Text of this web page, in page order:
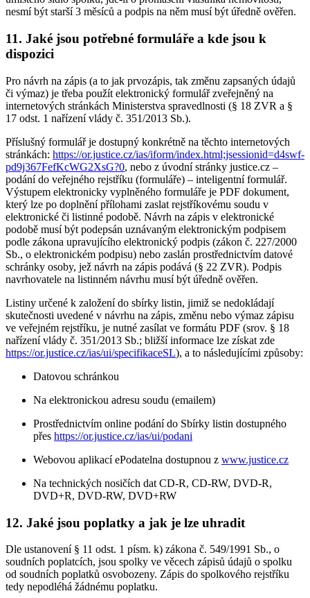
nesmí být starší 3 měsíců a podpis na něm musí být úředně ověřen.
11. Jaké jsou potřebné formuláře a kde jsou k
dispozici
Pro návrh na zápis (a to jak prvozápis, tak změnu zapsaných údajů
či výmaz) je třeba použít elektronický formulář zveřejněný na
internetových stránkách Ministerstva spravedlnosti (§ 18 ZVR a §
17 odst. 1 nařízení vlády č. 351/2013 Sb.).
Příslušný formulář je dostupný konkrétně na těchto internetových
stránkách: https://or.justice.cz/ias/iform/index.html;jsessionid=d4swf-
pd9j367FefKcWG2XsG?0, nebo z úvodní stránky justice.cz –
podání do veřejného rejstříku (formuláře) – inteligentní formulář.
Výstupem elektronicky vyplněného formuláře je PDF dokument,
který lze po doplnění přílohami zaslat rejstříkovému soudu v
elektronické či listinné podobě. Návrh na zápis v elektronické
podobě musí být podepsán uznávaným elektronickým podpisem
podle zákona upravujícího elektronický podpis (zákon č. 227/2000
Sb., o elektronickém podpisu) nebo zaslán prostřednictvím datové
schránky osoby, jež návrh na zápis podává (§ 22 ZVR). Podpis
navrhovatele na listinném návrhu musí být úředně ověřen.
Listiny určené k založení do sbírky listin, jimiž se nedokládají
skutečnosti uvedené v návrhu na zápis, změnu nebo výmaz zápisu
ve veřejném rejstříku, je nutné zasílat ve formátu PDF (srov. § 18
nařízení vlády č. 351/2013 Sb.; bližší informace lze získat zde
https://or.justice.cz/ias/ui/specifikaceSL), a to následujícími způsoby:
Datovou schránkou
Na elektronickou adresu soudu (emailem)
Prostřednictvím online podání do Sbírky listin dostupného
přes https://or.justice.cz/ias/ui/podani
Webovou aplikací ePodatelna dostupnou z www.justice.cz
Na technických nosičích dat CD-R, CD-RW, DVD-R,
DVD+R, DVD-RW, DVD+RW
12. Jaké jsou poplatky a jak je lze uhradit
Dle ustanovení § 11 odst. 1 písm. k) zákona č. 549/1991 Sb., o
soudních poplatcích, jsou spolky ve věcech zápisů údajů o spolku
od soudních poplatků osvobozeny. Zápis do spolkového rejstříku
tedy nepodléhá žádnému poplatku.